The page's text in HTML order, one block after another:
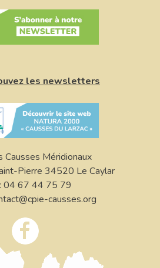
les newsletters
Causses Méridionaux
Pierre 34520 Le Caylar
04 67 44 75 79
causses.org